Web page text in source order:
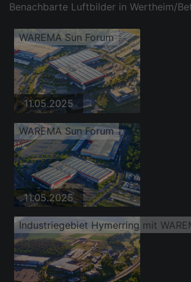
Benachbarte Luftbilder in Wertheim/
WAREMA Sun Forum
11.05.2025
WAREMA Sun Forum
11.05.2025